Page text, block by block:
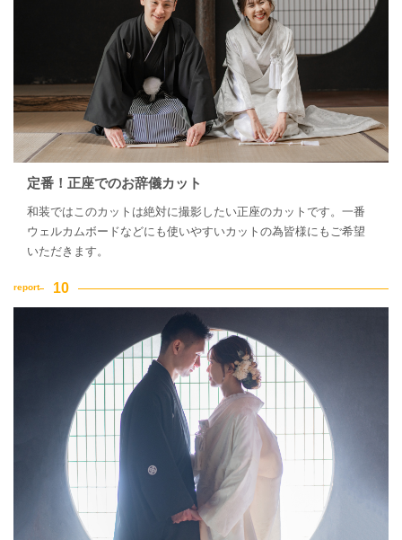
定番！正座でのお辞儀カット
和装ではこのカットは絶対に撮影したい正座のカットです。一番
ウェルカムボードなどにも使いやすいカットの為皆様にもご希望
いただきます。